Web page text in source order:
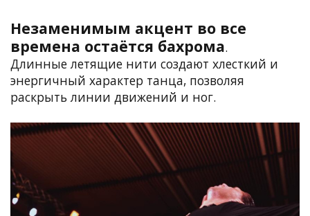
Незаменимым акцент во все
времена остаётся бахрома.
Длинные летящие нити создают хлесткий и
энергичный характер танца, позволяя
раскрыть линии движений и ног.